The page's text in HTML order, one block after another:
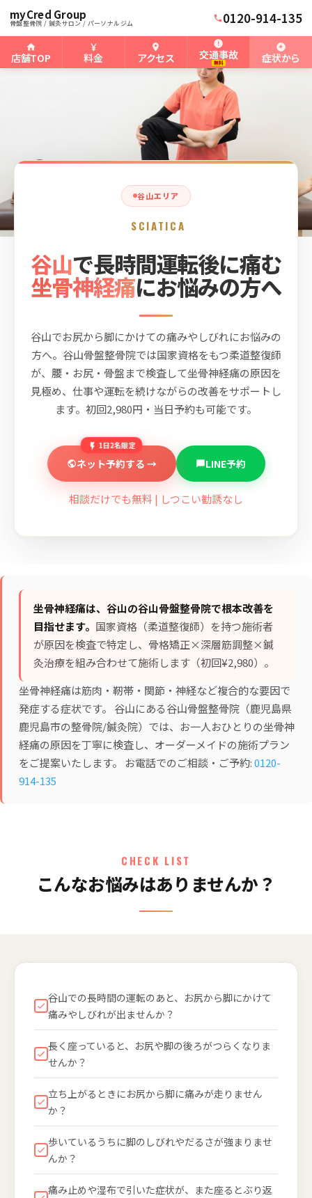
myCred Group
骨盤整骨院 / 鍼灸サロン / パーソナルジム 0120-914-135
店舗TOP 料金 アクセス 交通事故
無料 症状から
ホーム › 谷山骨盤整骨院
谷山エリア
SCIATICA
谷山で長時間運転後に痛む
坐骨神経痛にお悩みの方へ
谷山でお尻から脚にかけての痛みやしびれにお悩みの
方へ。谷山骨盤整骨院では国家資格をもつ柔道整復師
が、腰・お尻・骨盤まで検査して坐骨神経痛の原因を
見極め、仕事や運転を続けながらの改善をサポートし
ます。初回2,980円・当日予約も可能です。
1日2名限定
ネット予約する → LINE予約
相談だけでも無料 | しつこい勧誘なし
坐骨神経痛は、谷山の谷山骨盤整骨院で根本改善を
目指せます。 国家資格（柔道整復師）を持つ施術者
が原因を検査で特定し、 骨格矯正×深層筋調整×鍼
灸治療を組み合わせて施術します（初回¥2,980）。
坐骨神経痛は筋肉・靭帯・関節・神経など複合的な要因で
発症する症状です。 谷山にある谷山骨盤整骨院（鹿児島県
鹿児島市の整骨院/鍼灸院）では、お一人おひとりの坐骨神
経痛の原因を丁寧に検査し、オーダーメイドの施術プラン
をご提案いたします。 お電話でのご相談・ご予約:0120-
914-135
CHECK LIST
こんなお悩みはありませんか？
谷山での長時間の運転のあと、お尻から脚にかけて
痛みやしびれが出ませんか？
長く座っていると、お尻や脚の後ろがつらくなりま
せんか？
立ち上がるときにお尻から脚に痛みが走りません
か？
歩いているうちに脚のしびれやだるさが強まりませ
んか？
痛み止めや湿布で引いた症状が、また座るとぶり返